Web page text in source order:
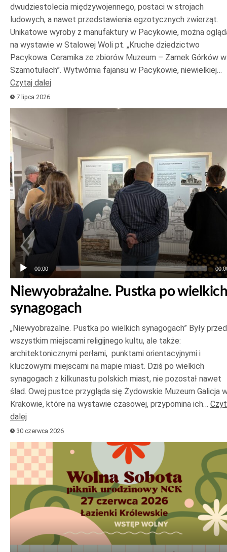
dwudziestolecia międzywojennego, postaci w strojach
ludowych, a nawet przedstawienia egzotycznych zwierząt.
Unikatowe wyroby z manufaktury w Pacykowie, można
na wystawie w Stalowej Woli pt. „Kruche dziedzictwo
Pacykowa. Ceramika ze zbiorów Muzeum – Zamek Górków w
Szamotułach”. Wytwórnia fajansu w Pacykowie, niewielkiej…
Czytaj dalej
7 lipca 2026
Odtwarzacz
plików
dźwiękowych
00:00
Niewyobrażalne. Pustka po wielkich
synagogach
„Niewyobrażalne. Pustka po wielkich synagogach” Były
wszystkim miejscami religijnego kultu, ale także:
architektonicznymi perłami, punktami orientacyjnymi i
kluczowymi miejscami na mapie miast. Dziś po wielkich
synagogach z kilkunastu polskich miast, nie pozostał nawet
ślad. Owej pustce przygląda się Żydowskie Muzeum Galicja
Krakowie, które na wystawie czasowej, przypomina ich…
dalej
30 czerwca 2026
Odtwarzacz
plików
dźwiękowych